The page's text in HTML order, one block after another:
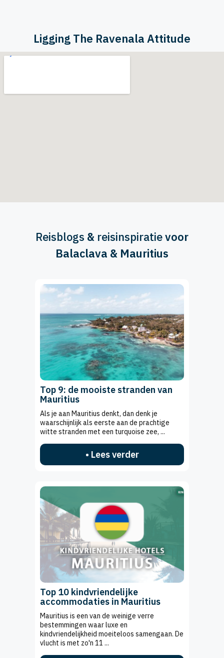
Ligging The Ravenala Attitude
Reisblogs & reisinspiratievoor
Balaclava & Mauritius
Top 9: de mooiste stranden van
Mauritius
Als je aan Mauritius denkt, dan denk je
waarschijnlijk als eerste aan de prachtige
witte stranden met een turquoise zee, ...
• Lees verder
Top 10 kindvriendelijke
accommodaties in Mauritius
Mauritius is een van de weinige verre
bestemmingen waar luxe en
kindvriendelijkheid moeiteloos samengaan. De
vlucht is met zo'n 11 ...